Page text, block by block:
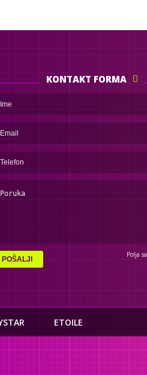
KONTAKT FORMA
Polja sa
POŠALJI
ETOILE